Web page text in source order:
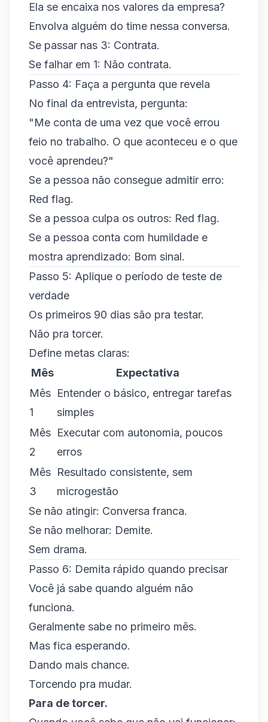
Ela se encaixa nos valores da empresa?
Envolva alguém do time nessa conversa.
Se passar nas 3: Contrata.
Se falhar em 1: Não contrata.
Passo 4: Faça a pergunta que revela
No final da entrevista, pergunta:
"Me conta de uma vez que você errou
feio no trabalho. O que aconteceu e o que
você aprendeu?"
Se a pessoa não consegue admitir erro:
Red flag.
Se a pessoa culpa os outros: Red flag.
Se a pessoa conta com humildade e
mostra aprendizado: Bom sinal.
Passo 5: Aplique o período de teste de
verdade
Os primeiros 90 dias são pra testar.
Não pra torcer.
Define metas claras:
Mês
Expectativa
Mês
1
Entender o básico, entregar tarefas
simples
Mês
2
Executar com autonomia, poucos
erros
Mês
3
Resultado consistente, sem
microgestão
Se não atingir: Conversa franca.
Se não melhorar: Demite.
Sem drama.
Passo 6: Demita rápido quando precisar
Você já sabe quando alguém não
funciona.
Geralmente sabe no primeiro mês.
Mas fica esperando.
Dando mais chance.
Torcendo pra mudar.
Para de torcer.